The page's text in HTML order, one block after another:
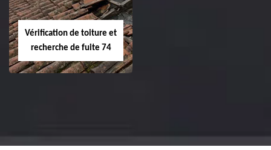
Vérification de toiture et
recherche de fuite 74